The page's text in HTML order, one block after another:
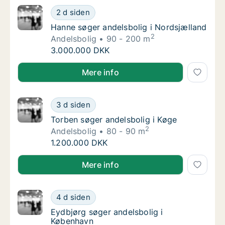
Hanne søger andelsbolig i Nordsjælland
2 d siden
Hanne søger andelsbolig i Nordsjælland
Hanne søger andelsbolig i Nordsjælland
Andelsbolig
90 - 200 m2
Hanne søger andelsbolig i Nordsjælland
3.000.000 DKK
Hanne søger andelsbolig i Nordsjælland
Mere info
Torben søger andelsbolig i Køge
3 d siden
Torben søger andelsbolig i Køge
Torben søger andelsbolig i Køge
Andelsbolig
80 - 90 m2
Torben søger andelsbolig i Køge
1.200.000 DKK
Torben søger andelsbolig i Køge
Mere info
Eydbjørg søger andelsbolig i København
4 d siden
Eydbjørg søger andelsbolig i København
Eydbjørg søger andelsbolig i
København